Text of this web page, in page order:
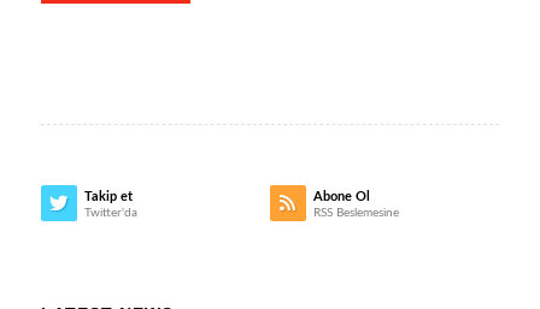
Takip et
Twitter'da
Abone Ol
RSS Beslemesine